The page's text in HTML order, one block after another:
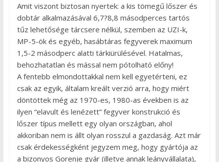
Amit viszont biztosan nyertek: a kis tömegű lőszer és
dobtár alkalmazásával 6,7?8,8 másodperces tartós
tűz lehetősége tárcsere nélkül, szemben az UZI-k,
MP-5-ök és egyéb, hasábtáras fegyverek maximum
1,5-2 másodperc alatti tárkiürülésével. Hatalmas,
behozhatatlan és mással nem pótolható előny!
A fentebb elmondottakkal nem kell egyetérteni, ez
csak az egyik, általam kreált verzió arra, hogy miért
döntöttek még az 1970-es, 1980-as években is az
ilyen “elavult és lenézett” fegyver konstrukció és
lőszer típus mellett egy olyan országban, ahol
akkoriban nem is állt olyan rosszul a gazdaság. Azt már
csak érdekességként jegyzem meg, hogy gyártója az
a bizonyos Gorenje gyár (illetve annak leányvállalata),